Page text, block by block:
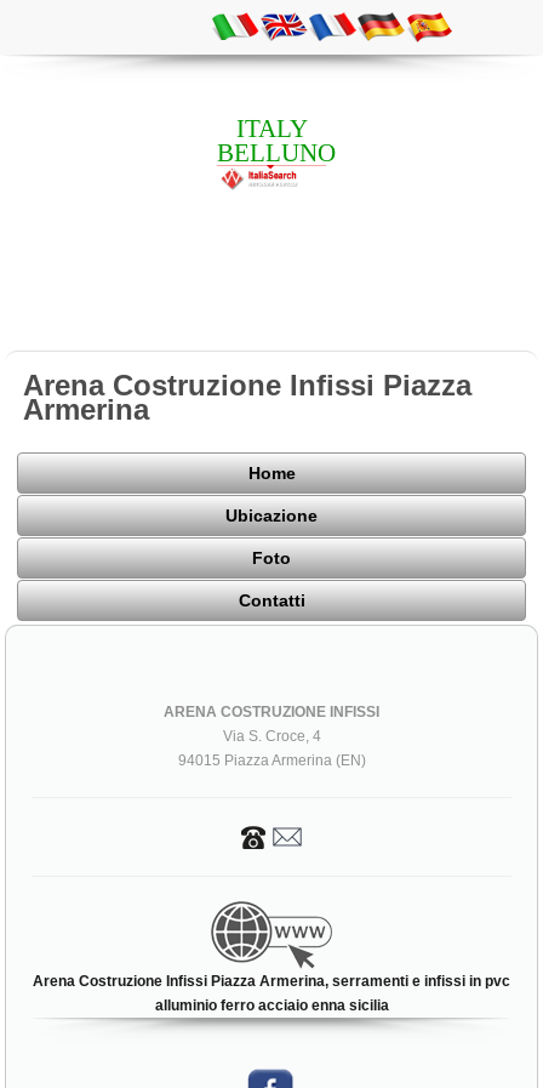
ITALY
BELLUNO
Arena Costruzione Infissi Piazza
Armerina
Home
Ubicazione
Foto
Contatti
ARENA COSTRUZIONE INFISSI
Via S. Croce, 4
94015 Piazza Armerina (EN)
Arena Costruzione Infissi Piazza Armerina, serramenti e infissi in pvc
alluminio ferro acciaio enna sicilia